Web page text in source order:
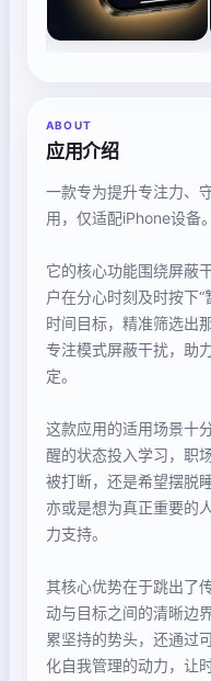
ABOUT
应用介绍
一款专为提升专注力、
用，仅适配iPhone设备。
它的核心功能围绕屏蔽
户在分心时刻及时按下
时间目标，精准筛选出
专注模式屏蔽干扰，助
定。
这款应用的适用场景十
醒的状态投入学习，职
被打断，还是希望摆脱
亦或是想为真正重要的
力支持。
其核心优势在于跳出了
动与目标之间的清晰边
累坚持的势头，还通过
化自我管理的动力，让